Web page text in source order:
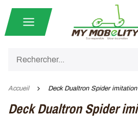
Accueil Deck Dualtron Spider
Deck Dualtron Spider